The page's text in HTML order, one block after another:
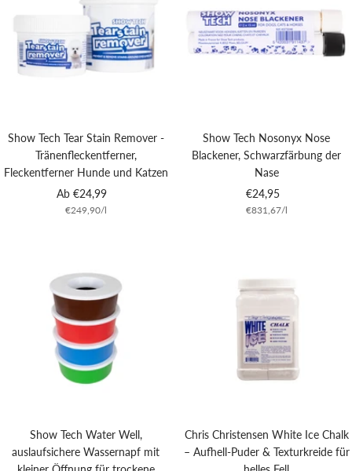
Show Tech Tear Stain Remover -
Tränenfleckentferner,
Fleckentferner Hunde und Katzen
Angebotspreis
Ab €24,99
€249,90/l
Show Tech Nosonyx Nose
Blackener, Schwarzfärbung der
Nase
Angebotspreis
€24,95
€831,67/l
Show Tech Water Well,
auslaufsichere Wassernapf mit
Chris Christensen White Ice Chalk
– Aufhell-Puder & Texturkreide für